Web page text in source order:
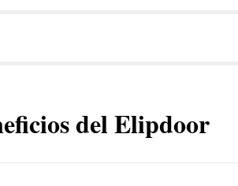
del Elipdoor